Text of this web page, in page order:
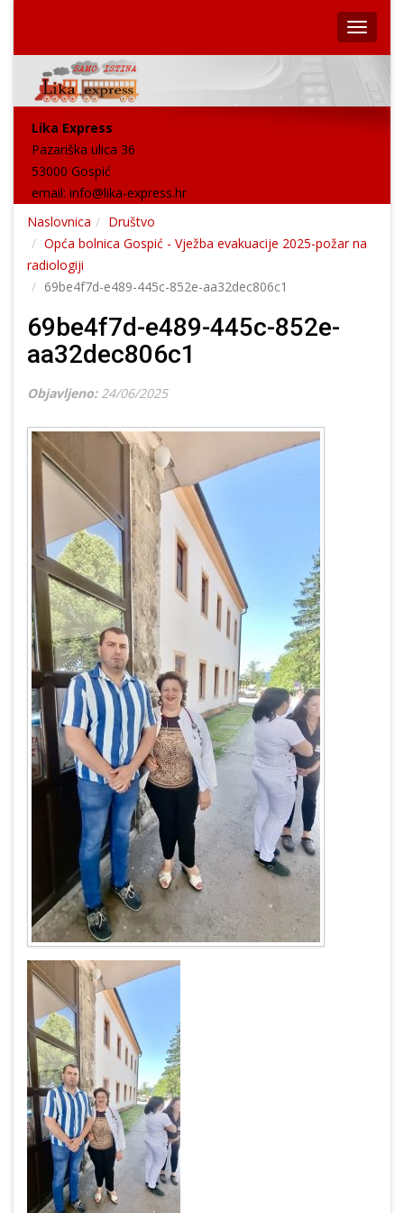
Lika Express
Pazariška ulica 36
53000 Gospić
email: info@lika-express.hr
Naslovnica
Društvo
Opća bolnica Gospić - Vježba evakuacije 2025-požar na
radiologiji
69be4f7d-e489-445c-852e-aa32dec806c1
69be4f7d-e489-445c-852e-
aa32dec806c1
Objavljeno: 24/06/2025